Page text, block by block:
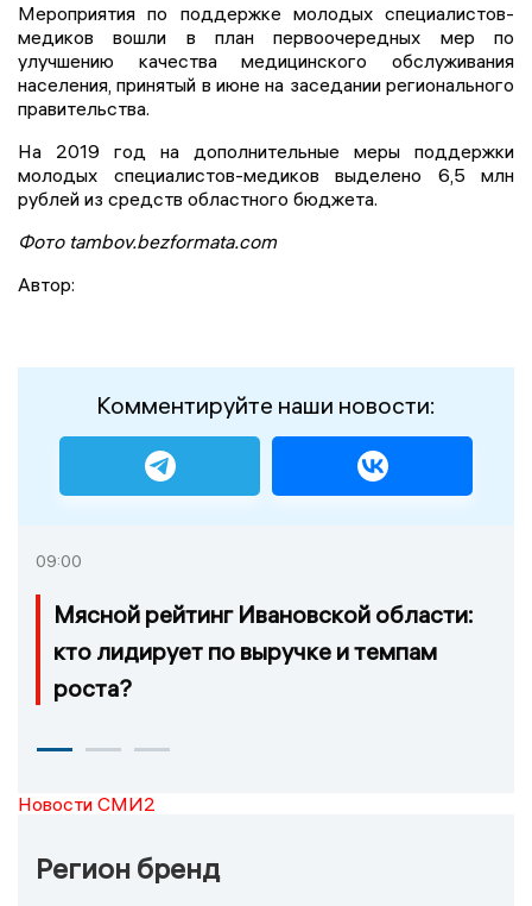
Мероприятия по поддержке молодых специалистов-
медиков вошли в план первоочередных мер по
улучшению качества медицинского обслуживания
населения, принятый в июне на заседании регионального
правительства.
На 2019 год на дополнительные меры поддержки
молодых специалистов-медиков выделено 6,5 млн
рублей из средств областного бюджета.
Фото tambov.bezformata.com
Автор:
Комментируйте наши новости:
09:00
Мясной рейтинг Ивановской области:
кто лидирует по выручке и темпам
роста?
Новости СМИ2
Регион бренд